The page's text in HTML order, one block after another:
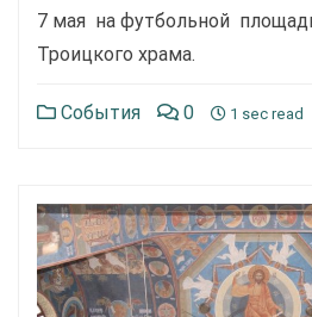
7 мая на футбольной
Троицкого храма.
События 0 1 sec read